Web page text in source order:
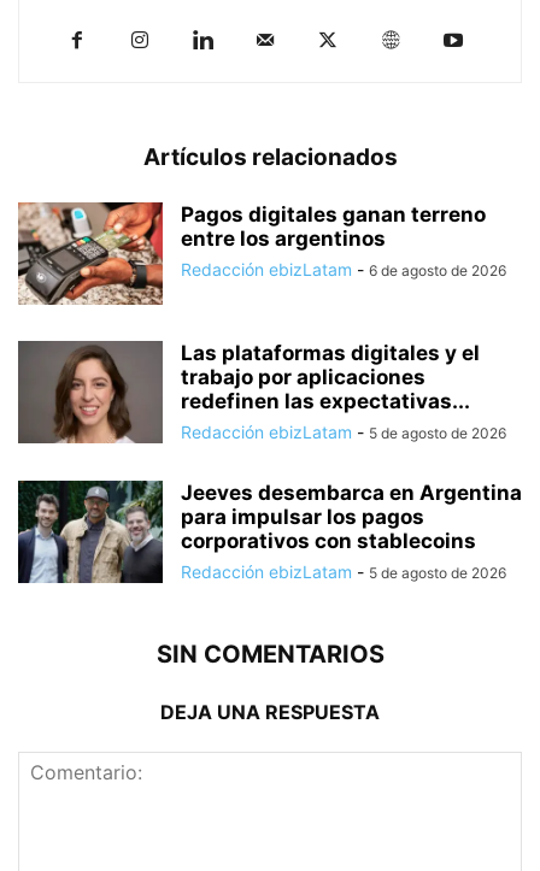
Artículos relacionados
Pagos digitales ganan terreno
entre los argentinos
Redacción ebizLatam - 6 de agosto de 2026
Las plataformas digitales y el
trabajo por aplicaciones
redefinen las expectativas...
Redacción ebizLatam - 5 de agosto de 2026
Jeeves desembarca en Argentina
para impulsar los pagos
corporativos con stablecoins
Redacción ebizLatam - 5 de agosto de 2026
SIN COMENTARIOS
DEJA UNA RESPUESTA